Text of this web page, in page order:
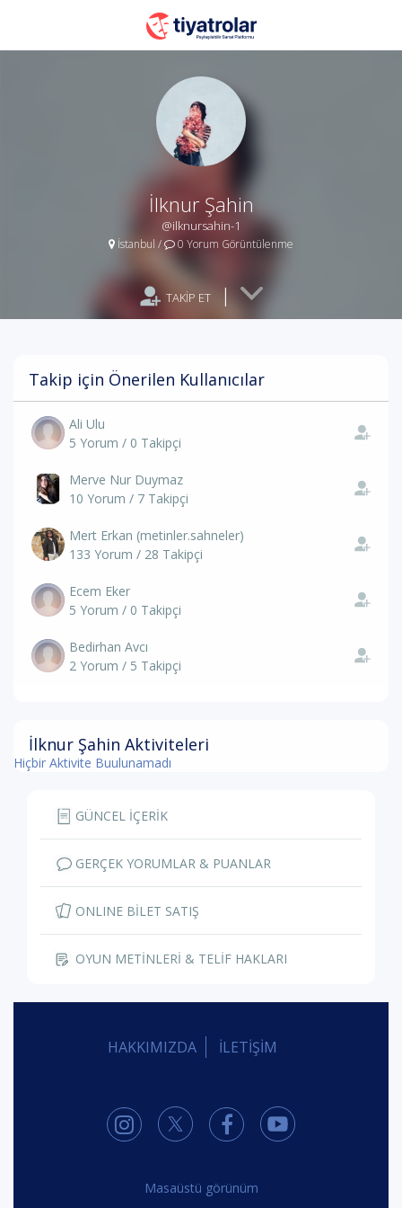
İlknur Şahin
@ilknursahin-1
İstanbul / 0 Yorum Görüntülenme
TAKİP ET |
Takip için Önerilen Kullanıcılar
Ali Ulu
5 Yorum / 0 Takipçi
Merve Nur Duymaz
10 Yorum / 7 Takipçi
Mert Erkan (metinler.sahneler)
133 Yorum / 28 Takipçi
Ecem Eker
5 Yorum / 0 Takipçi
Bedirhan Avcı
2 Yorum / 5 Takipçi
İlknur Şahin Aktiviteleri
Hiçbir Aktivite Buulunamadı
GÜNCEL İÇERİK
GERÇEK YORUMLAR & PUANLAR
ONLINE BİLET SATIŞ
OYUN METİNLERİ & TELİF HAKLARI
HAKKIMIZDA İLETİŞİM
Masaüstü görünüm